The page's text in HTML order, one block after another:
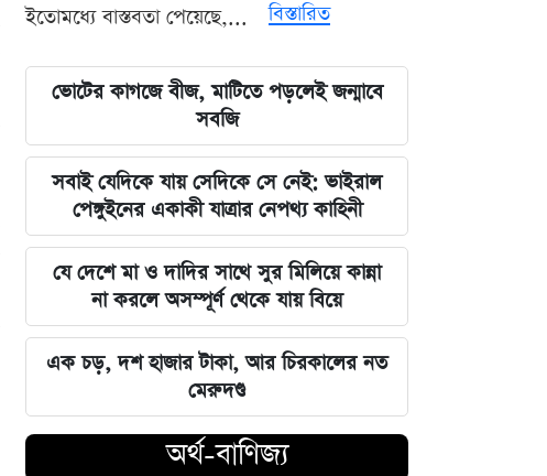
অপেক্ষায় আন্তর্জাতিক ধাতুর বাজার
শেখ হাসিনার বক্তব্য প্রচারের আয়োজনে
সম্পৃক্ততা নেই দিল্লির: রণধীর জয়সোয়াল
সিট দখল ঘিরে আলিয়া মাদ্রাসায় ছাত্রদল-
শিবির রক্তক্ষয়ী সংঘর্ষ
মঙ্গলবারের পাঁচ ওয়াক্ত নামাজের সময়সূচি
স্বর্ণ কিনবেন আজ? দেখে নিন বাজুসের
সর্বশেষ দর
৫ আগস্ট সব শিক্ষাপ্রতিষ্ঠানে বিশেষ
কর্মসূচির নির্দেশ
ইতোমধ্যে বাস্তবতা পেয়েছে,...
বিস্তারিত
ভোটের কাগজে বীজ, মাটিতে পড়লেই জন্মাবে
সবজি
সবাই যেদিকে যায় সেদিকে সে নেই: ভাইরাল
পেঙ্গুইনের একাকী যাত্রার নেপথ্য কাহিনী
যে দেশে মা ও দাদির সাথে সুর মিলিয়ে কান্না
না করলে অসম্পূর্ণ থেকে যায় বিয়ে
এক চড়, দশ হাজার টাকা, আর চিরকালের নত
মেরুদণ্ড
অর্থ-বাণিজ্য